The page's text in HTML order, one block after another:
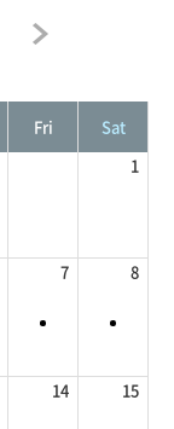
Fri
Sat
1
7 8
14 15